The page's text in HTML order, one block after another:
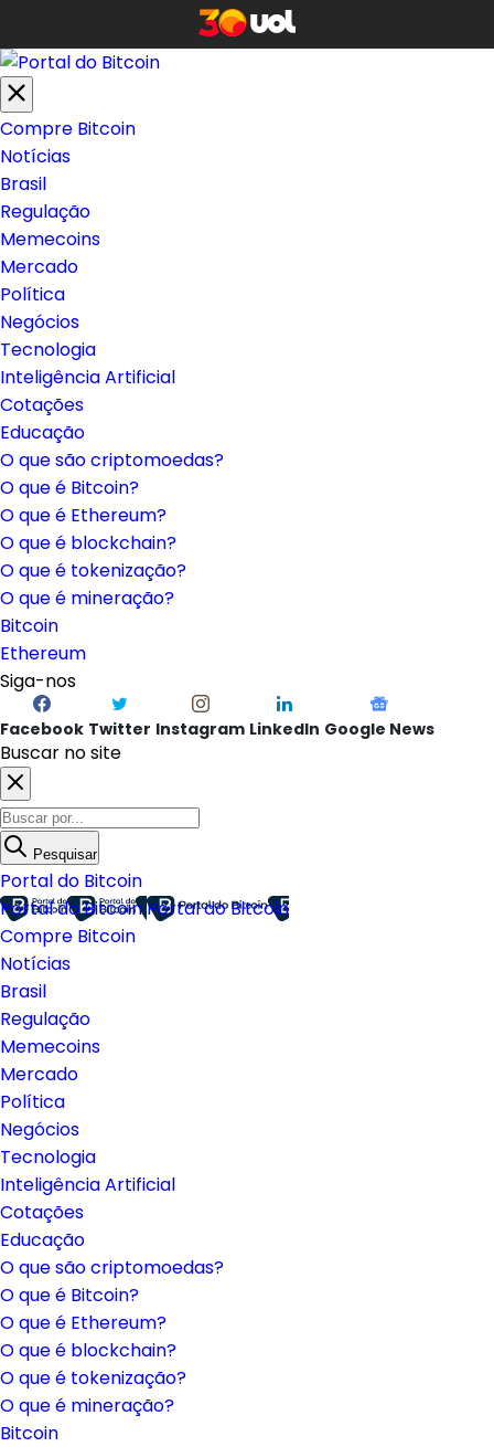
Compre Bitcoin
Notícias
Brasil
Regulação
Memecoins
Mercado
Política
Negócios
Tecnologia
Inteligência Artificial
Cotações
Educação
O que são criptomoedas?
O que é Bitcoin?
O que é Ethereum?
O que é blockchain?
O que é tokenização?
O que é mineração?
Bitcoin
Ethereum
Siga-nos
Facebook Twitter Instagram LinkedIn Google News
Buscar no site
Pesquisar
Portal do Bitcoin
Portal do BitcoinPortal do Bitcoin
Compre Bitcoin
Notícias
Brasil
Regulação
Memecoins
Mercado
Política
Negócios
Tecnologia
Inteligência Artificial
Cotações
Educação
O que são criptomoedas?
O que é Bitcoin?
O que é Ethereum?
O que é blockchain?
O que é tokenização?
O que é mineração?
Bitcoin